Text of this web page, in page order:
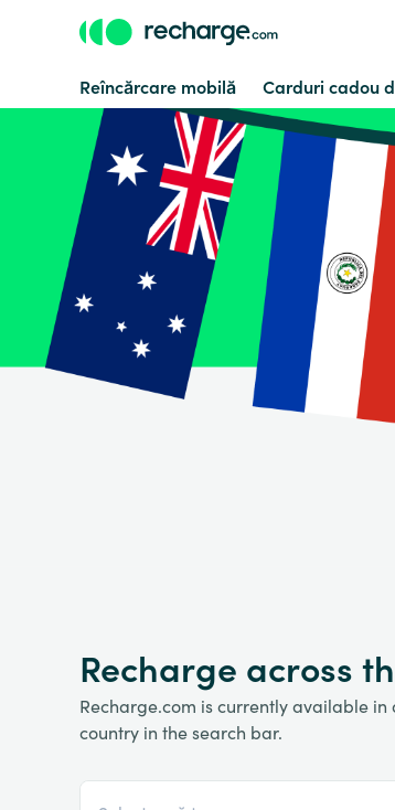
Reîncărcare mobilă Carduri cadou
Recharge across
Recharge.com is currently available
country in the search bar.